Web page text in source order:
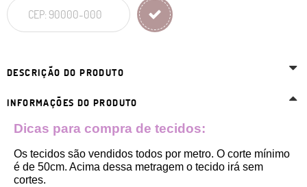
DESCRIÇÃO DO PRODUTO
INFORMAÇÕES DO PRODUTO
Dicas para compra de tecidos:
Os tecidos são vendidos todos por metro. O corte mínimo
é de 50cm. Acima dessa metragem o tecido irá sem
cortes.